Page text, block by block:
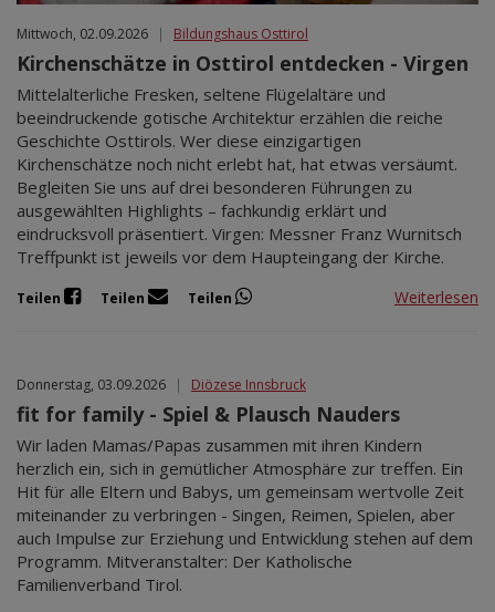
Mittwoch, 02.09.2026 | Bildungshaus Osttirol
Kirchenschätze in Osttirol entdecken - Virgen
Mittelalterliche Fresken, seltene Flügelaltäre und
beeindruckende gotische Architektur erzählen die reiche
Geschichte Osttirols. Wer diese einzigartigen
Kirchenschätze noch nicht erlebt hat, hat etwas versäumt.
Begleiten Sie uns auf drei besonderen Führungen zu
ausgewählten Highlights – fachkundig erklärt und
eindrucksvoll präsentiert. Virgen: Messner Franz Wurnitsch
Treffpunkt ist jeweils vor dem Haupteingang der Kirche.
Teilen Teilen Teilen Weiterlesen
Donnerstag, 03.09.2026 | Diözese Innsbruck
fit for family - Spiel & Plausch Nauders
Wir laden Mamas/Papas zusammen mit ihren Kindern
herzlich ein, sich in gemütlicher Atmosphäre zur treffen. Ein
Hit für alle Eltern und Babys, um gemeinsam wertvolle Zeit
miteinander zu verbringen - Singen, Reimen, Spielen, aber
auch Impulse zur Erziehung und Entwicklung stehen auf dem
Programm. Mitveranstalter: Der Katholische
Familienverband Tirol.